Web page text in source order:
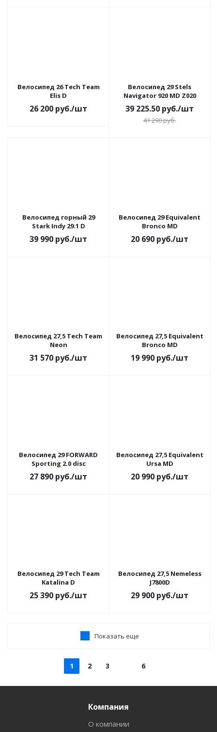
Велосипед 26 Tech Team
Elis D
26 200 руб./шт
Велосипед 29 Stels
Navigator 920 MD Z020
39 225.50 руб./шт
41 290руб.
Велосипед горный 29
Stark Indy 29.1 D
39 990 руб./шт
Велосипед 29 Equivalent
Bronco MD
20 690 руб./шт
Велосипед 27,5 Tech Team
Neon
31 570 руб./шт
Велосипед 27,5 Equivalent
Bronco MD
19 990 руб./шт
Велосипед 29 FORWARD
Sporting 2.0 disc
27 890 руб./шт
Велосипед 27,5 Equivalent
Ursa MD
20 990 руб./шт
Велосипед 29 Tech Team
Katalina D
25 390 руб./шт
Велосипед 27,5 Nemeless
J7800D
29 900 руб./шт
Показать еще
1 2 3 6
Компания
О компании